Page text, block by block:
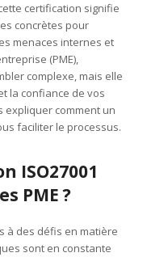
certification signifie
concrètes pour
menaces internes et
(PME),
complexe, mais elle
la confiance de vos
expliquer comment un
faciliter le processus.
ISO27001
PME ?
à des défis en matière
sont en constante